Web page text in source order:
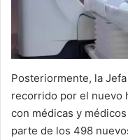
Posteriormente, la
recorrido por el nuevo
con médicas y
parte de los 498